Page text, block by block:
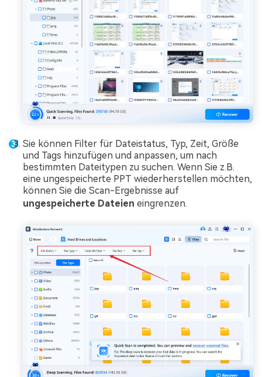
Sie können Filter für Dateistatus, Typ, Zeit, Größe
und Tags hinzufügen und anpassen, um nach
bestimmten Dateitypen zu suchen. Wenn Sie z.B.
eine ungespeicherte PPT wiederherstellen möchten,
können Sie die Scan-Ergebnisse auf
ungespeicherte Dateien eingrenzen.